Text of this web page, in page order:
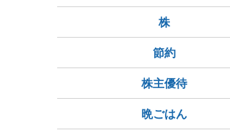
株
節約
株主優待
晩ごはん